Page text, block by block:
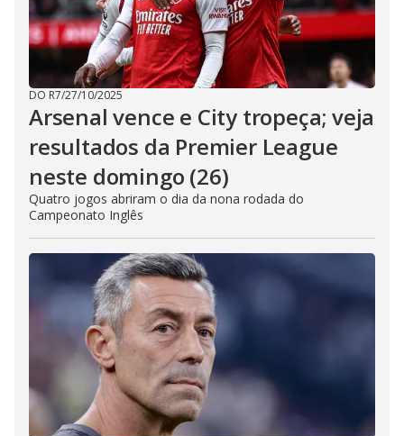
DO R7/27/10/2025
Arsenal vence e City tropeça; veja
resultados da Premier League
neste domingo (26)
Quatro jogos abriram o dia da nona rodada do
Campeonato Inglês